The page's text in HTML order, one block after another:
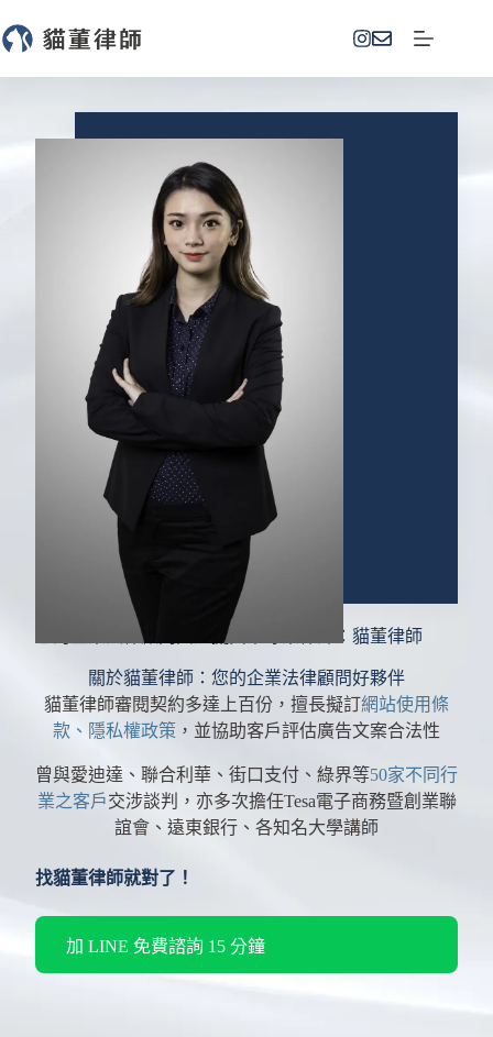
至
您的企業法律顧問與虛擬貨幣專業律師：貓董律師
關於貓董律師：您的企業法律顧問好夥伴
貓董律師審閱契約多達上百份，擅長擬訂網站使用條
款、隱私權政策 ，並協助客戶評估廣告文案合法性
曾與愛迪達、聯合利華、街口支付、綠界等50家不同行
業之客戶交涉談判，亦多次擔任Tesa電子商務暨創業聯
誼會、遠東銀行、各知名大學講師
找貓董律師就對了！
加 LINE 免費諮詢 15 分鐘